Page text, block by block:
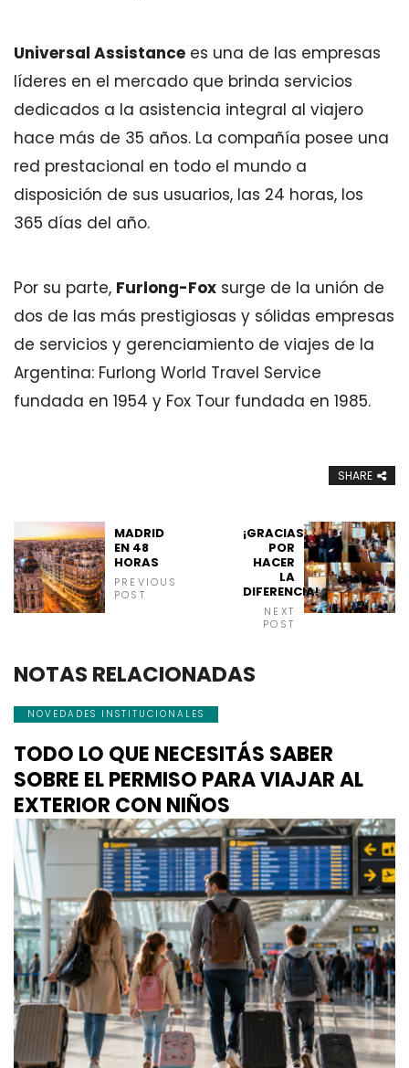
Universal Assistance es una de las empresas
líderes en el mercado que brinda servicios
dedicados a la asistencia integral al viajero
hace más de 35 años. La compañía posee una
red prestacional en todo el mundo a
disposición de sus usuarios, las 24 horas, los
365 días del año.
Por su parte, Furlong-Fox surge de la unión de
dos de las más prestigiosas y sólidas empresas
de servicios y gerenciamiento de viajes de la
Argentina: Furlong World Travel Service
fundada en 1954 y Fox Tour fundada en 1985.
SHARE
MADRID
EN 48
HORAS
PREVIOUS
POST
¡GRACIAS
POR
HACER
LA
DIFERENCIA!
NEXT
POST
NOTAS RELACIONADAS
NOVEDADES INSTITUCIONALES
TODO LO QUE NECESITÁS SABER
SOBRE EL PERMISO PARA VIAJAR AL
EXTERIOR CON NIÑOS